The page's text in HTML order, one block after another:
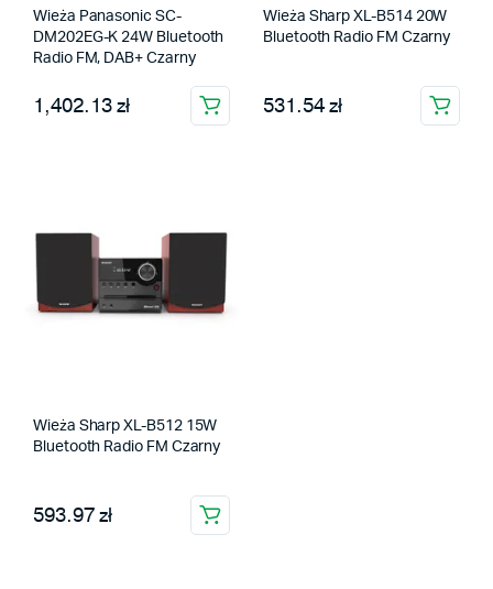
Wieża Panasonic SC-
DM202EG-K 24W Bluetooth
Radio FM, DAB+ Czarny
1,402.13 zł
Wieża Sharp XL-B514 20W
Bluetooth Radio FM Czarny
531.54 zł
Wieża Sharp XL-B512 15W
Bluetooth Radio FM Czarny
593.97 zł